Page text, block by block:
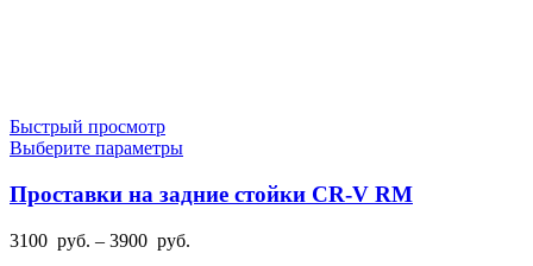
Быстрый просмотр
Выберите параметрыЭтот
имеет
несколько
вариаций.
Опции
Проставки на задние стойки CR-V RM
3100 руб. – 3900 руб.